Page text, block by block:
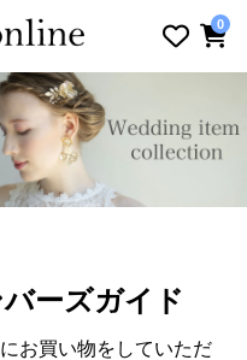
0
ーズガイド
お買い物をしていただ